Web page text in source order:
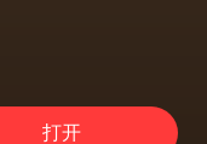
打开